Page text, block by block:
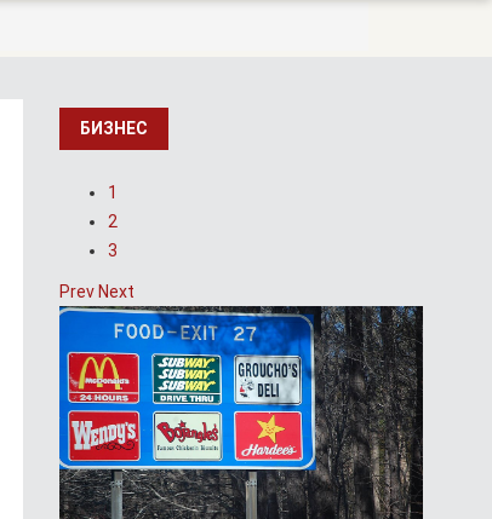
БИЗНЕС
1
2
3
Prev Next